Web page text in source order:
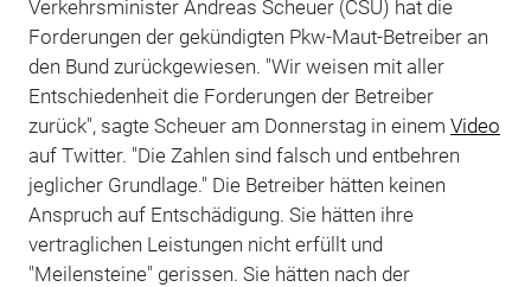
Verkehrsminister Andreas Scheuer (CSU) hat die
Forderungen der gekündigten Pkw-Maut-Betreiber an
den Bund zurückgewiesen. "Wir weisen mit aller
Entschiedenheit die Forderungen der Betreiber
zurück", sagte Scheuer am Donnerstag in einem Video
auf Twitter. "Die Zahlen sind falsch und entbehren
jeglicher Grundlage." Die Betreiber hätten keinen
Anspruch auf Entschädigung. Sie hätten ihre
vertraglichen Leistungen nicht erfüllt und
"Meilensteine" gerissen. Sie hätten nach der